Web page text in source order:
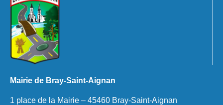
Mairie de Bray-Saint-Aignan
1 place de la Mairie – 45460 Bray-Saint-Aignan